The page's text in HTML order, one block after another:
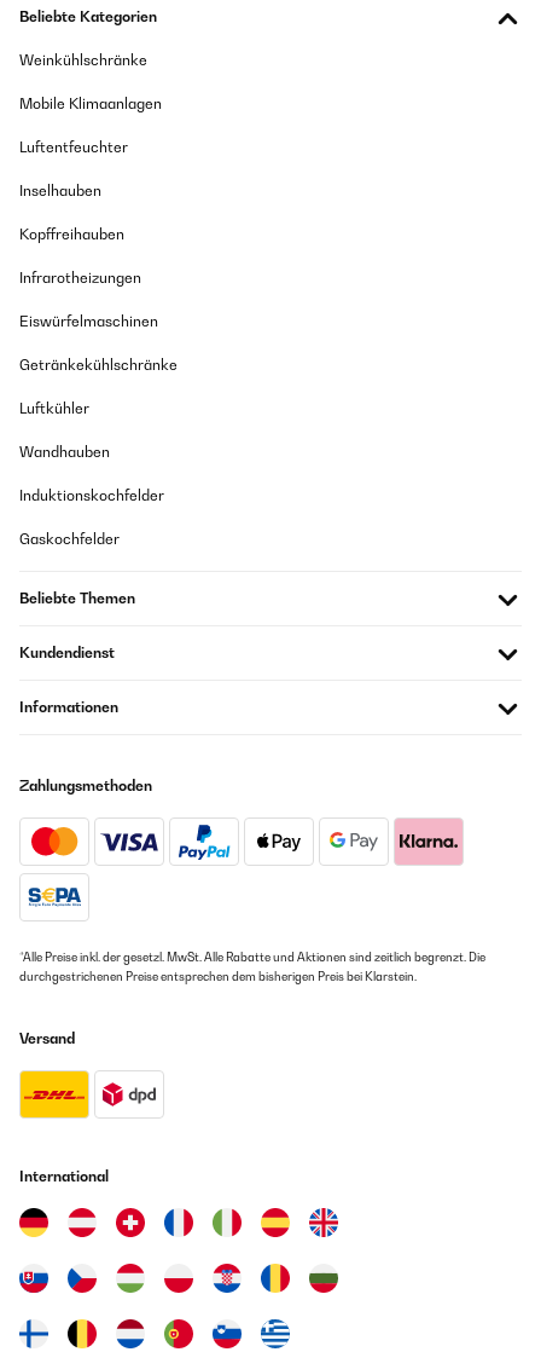
Beliebte Kategorien
Weinkühlschränke
Mobile Klimaanlagen
Luftentfeuchter
Inselhauben
Kopffreihauben
Infrarotheizungen
Eiswürfelmaschinen
Getränkekühlschränke
Luftkühler
Wandhauben
Induktionskochfelder
Gaskochfelder
Beliebte Themen
Kundendienst
Informationen
Zahlungsmethoden
*Alle Preise inkl. der gesetzl. MwSt. Alle Rabatte und Aktionen sind zeitlich begrenzt. Die
durchgestrichenen Preise entsprechen dem bisherigen Preis bei Klarstein.
Versand
International